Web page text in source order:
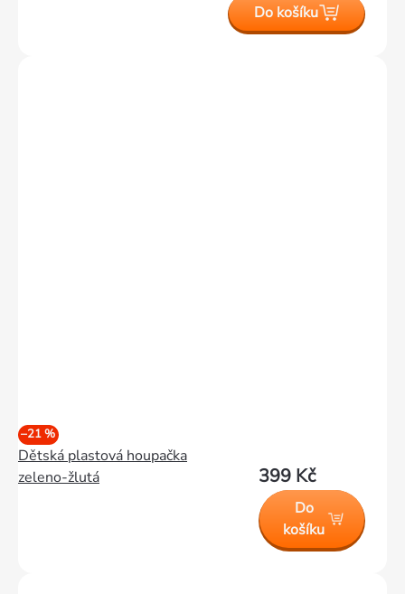
Do košíku
–21 %
Dětská plastová houpačka
zeleno-žlutá
399 Kč
Do
košíku